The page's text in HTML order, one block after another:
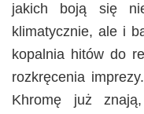
jakich boją się
klimatycznie, ale i
kopalnia hitów do
rozkręcenia
Khromę już